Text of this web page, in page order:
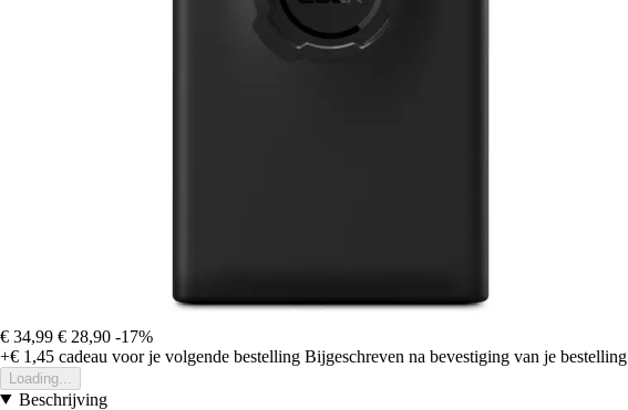
€ 34,99 € 28,90 -17%
+€ 1,45 cadeau voor je volgende bestelling Bijgeschreven na bevestiging van je bestelling
Loading...
Beschrijving